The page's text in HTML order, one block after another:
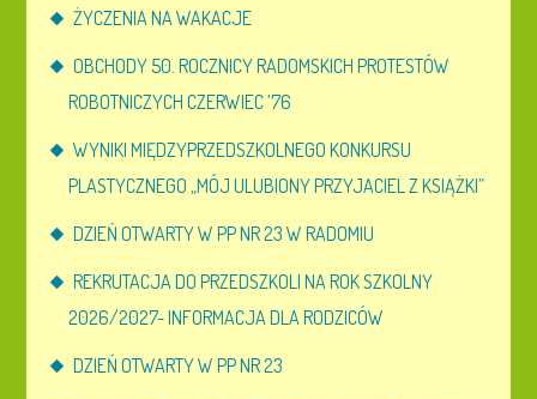
ŻYCZENIA NA WAKACJE
OBCHODY 50. ROCZNICY RADOMSKICH PROTESTÓW
ROBOTNICZYCH CZERWIEC ’76
WYNIKI MIĘDZYPRZEDSZKOLNEGO KONKURSU
PLASTYCZNEGO „MÓJ ULUBIONY PRZYJACIEL Z KSIĄŻKI”
DZIEŃ OTWARTY W PP NR 23 W RADOMIU
REKRUTACJA DO PRZEDSZKOLI NA ROK SZKOLNY
2026/2027- INFORMACJA DLA RODZICÓW
DZIEŃ OTWARTY W PP NR 23